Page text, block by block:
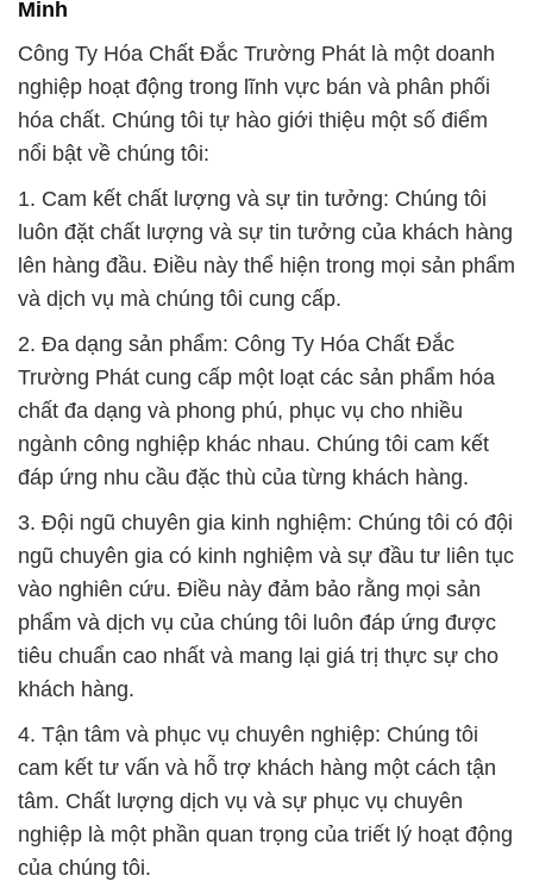
Minh
Công Ty Hóa Chất Đắc Trường Phát là một doanh
nghiệp hoạt động trong lĩnh vực bán và phân phối
hóa chất. Chúng tôi tự hào giới thiệu một số điểm
nổi bật về chúng tôi:
1. Cam kết chất lượng và sự tin tưởng: Chúng tôi
luôn đặt chất lượng và sự tin tưởng của khách hàng
lên hàng đầu. Điều này thể hiện trong mọi sản phẩm
và dịch vụ mà chúng tôi cung cấp.
2. Đa dạng sản phẩm: Công Ty Hóa Chất Đắc
Trường Phát cung cấp một loạt các sản phẩm hóa
chất đa dạng và phong phú, phục vụ cho nhiều
ngành công nghiệp khác nhau. Chúng tôi cam kết
đáp ứng nhu cầu đặc thù của từng khách hàng.
3. Đội ngũ chuyên gia kinh nghiệm: Chúng tôi có đội
ngũ chuyên gia có kinh nghiệm và sự đầu tư liên tục
vào nghiên cứu. Điều này đảm bảo rằng mọi sản
phẩm và dịch vụ của chúng tôi luôn đáp ứng được
tiêu chuẩn cao nhất và mang lại giá trị thực sự cho
khách hàng.
4. Tận tâm và phục vụ chuyên nghiệp: Chúng tôi
cam kết tư vấn và hỗ trợ khách hàng một cách tận
tâm. Chất lượng dịch vụ và sự phục vụ chuyên
nghiệp là một phần quan trọng của triết lý hoạt động
của chúng tôi.